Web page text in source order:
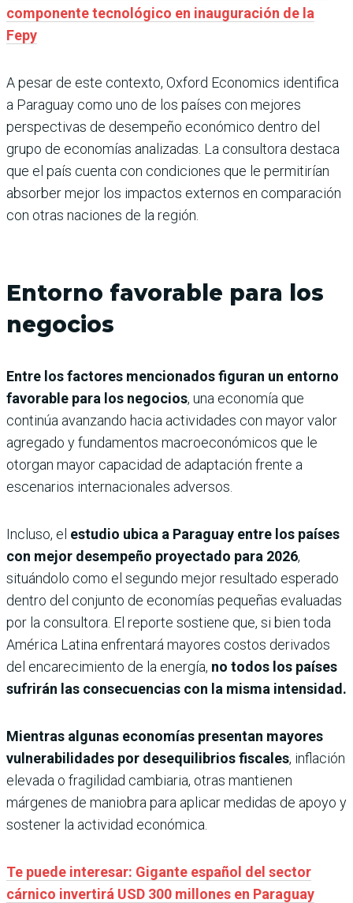
componente tecnológico en inauguración de la
Fepy
A pesar de este contexto, Oxford Economics identifica
a Paraguay como uno de los países con mejores
perspectivas de desempeño económico dentro del
grupo de economías analizadas. La consultora destaca
que el país cuenta con condiciones que le permitirían
absorber mejor los impactos externos en comparación
con otras naciones de la región.
Entorno favorable para los
negocios
Entre los factores mencionados figuran un entorno
favorable para los negocios, una economía que
continúa avanzando hacia actividades con mayor valor
agregado y fundamentos macroeconómicos que le
otorgan mayor capacidad de adaptación frente a
escenarios internacionales adversos.
Incluso, el estudio ubica a Paraguay entre los países
con mejor desempeño proyectado para 2026,
situándolo como el segundo mejor resultado esperado
dentro del conjunto de economías pequeñas evaluadas
por la consultora. El reporte sostiene que, si bien toda
América Latina enfrentará mayores costos derivados
del encarecimiento de la energía, no todos los países
sufrirán las consecuencias con la misma intensidad.
Mientras algunas economías presentan mayores
vulnerabilidades por desequilibrios fiscales, inflación
elevada o fragilidad cambiaria, otras mantienen
márgenes de maniobra para aplicar medidas de apoyo y
sostener la actividad económica.
Te puede interesar: Gigante español del sector
cárnico invertirá USD 300 millones en Paraguay